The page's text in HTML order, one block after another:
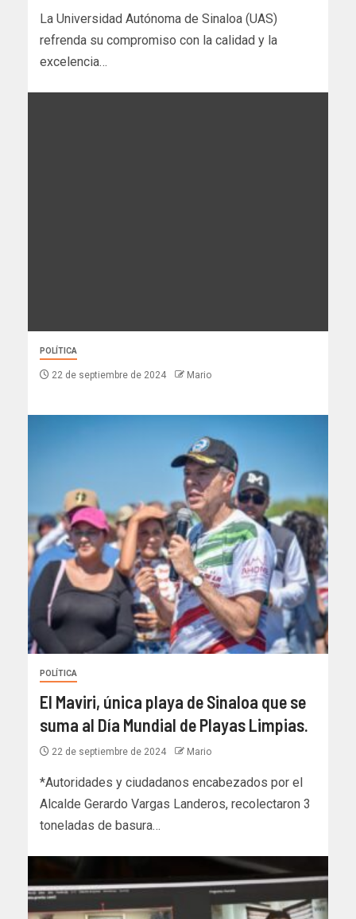
La Universidad Autónoma de Sinaloa (UAS)
refrenda su compromiso con la calidad y la
excelencia…
POLÍTICA
22 de septiembre de 2024 Mario
POLÍTICA
El Maviri, única playa de Sinaloa que se
suma al Día Mundial de Playas Limpias.
22 de septiembre de 2024 Mario
*Autoridades y ciudadanos encabezados por el
Alcalde Gerardo Vargas Landeros, recolectaron 3
toneladas de basura…